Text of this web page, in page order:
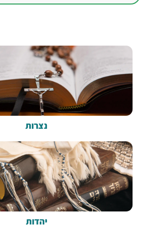
נצרות
יהדות